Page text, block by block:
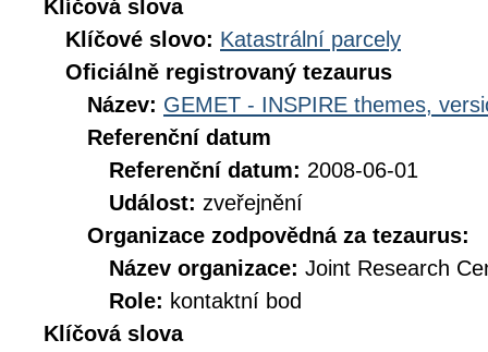
Klíčová slova
Klíčové slovo: Katastrální parcely
Oficiálně registrovaný tezaurus
Název: GEMET - INSPIRE themes,
Referenční datum
Referenční datum: 2008-06-01
Událost: zveřejnění
Organizace zodpovědná za tezaurus:
Název organizace: Joint Research
Role: kontaktní bod
Klíčová slova